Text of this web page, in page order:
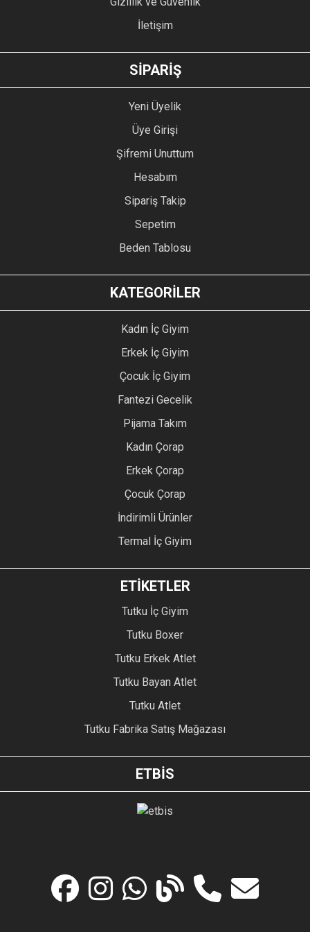
GÖNDER
İletişim
SİPARİŞ
Yeni Üyelik
Üye Girişi
Şifremi Unuttum
Hesabım
Sipariş Takip
Sepetim
Beden Tablosu
KATEGORİLER
Kadın İç Giyim
Erkek İç Giyim
Çocuk İç Giyim
Fantezi Gecelik
Pijama Takım
Kadın Çorap
Erkek Çorap
Çocuk Çorap
İndirimli Ürünler
Termal İç Giyim
ETİKETLER
Tutku İç Giyim
Tutku Boxer
Tutku Erkek Atlet
Tutku Bayan Atlet
Tutku Atlet
Tutku Fabrika Satış Mağazası
ETBİS